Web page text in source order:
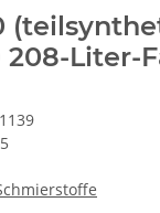
208-Liter-